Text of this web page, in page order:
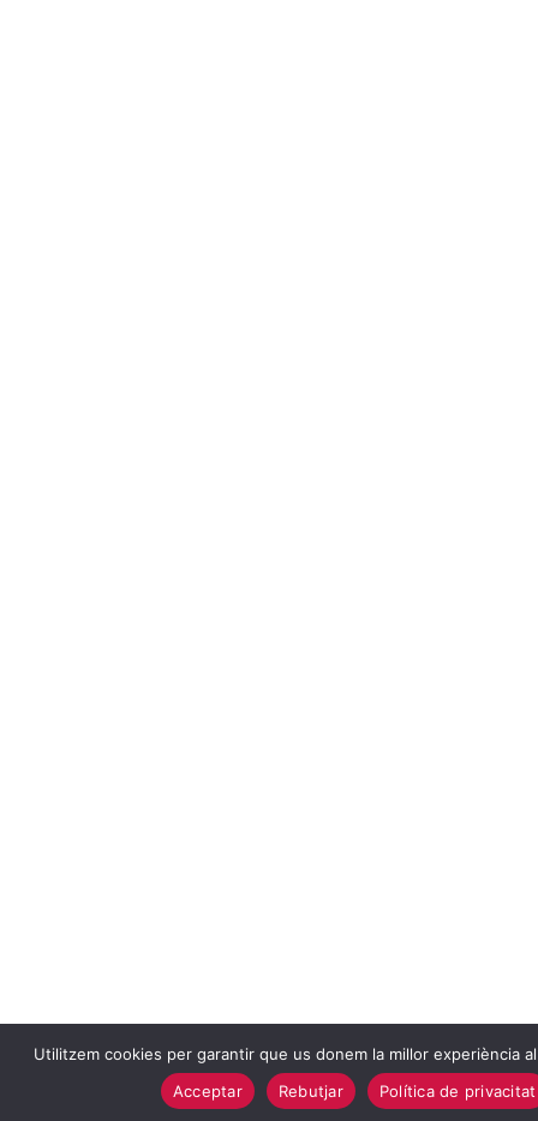
Utilitzem cookies per garantir que us donem la millor experiència
Acceptar
Rebutjar Política de privacitat